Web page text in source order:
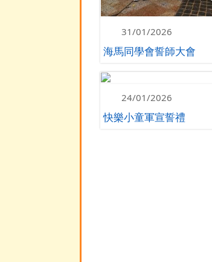
31/01/2026
海馬同學會誓師大會
24/01/2026
快樂小童軍宣誓禮